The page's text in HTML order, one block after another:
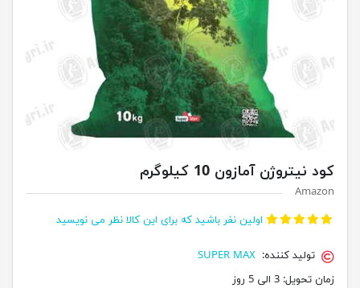
کود نیتروژن آمازون 10 کیلوگرم
Amazon
اولین نفر باشید که برای این کالا نظر می نویسید
تولید کننده: SUPER MAX
زمان تحویل: 3 الی 5 روز